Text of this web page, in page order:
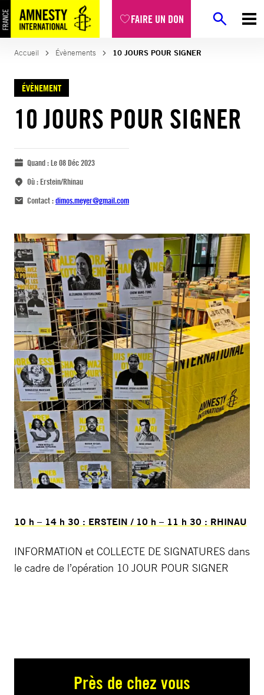
FAIRE UN DON
Accueil Évènements 10 JOURS POUR SIGNER
ÉVÈNEMENT
10 JOURS POUR SIGNER
Quand :Le 08 Déc 2023
Où :Erstein/Rhinau
Contact :dimos.meyer@gmail.com
10 h – 14 h 30 : ERSTEIN / 10 h – 11 h 30 : RHINAU
INFORMATION et COLLECTE DE SIGNATURES dans
le cadre de l’opération 10 JOUR POUR SIGNER
Près de chez vous